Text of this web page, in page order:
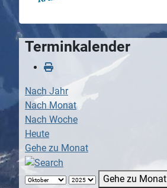
Terminkalender
Nach Jahr
Nach Monat
Nach Woche
Heute
Gehe zu Monat
Gehe zu Monat